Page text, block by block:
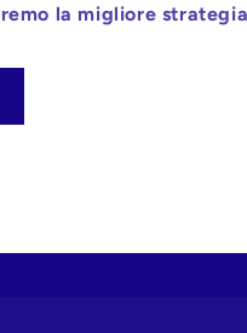
la migliore